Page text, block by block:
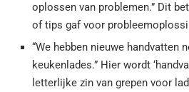
oplossen van problemen.” Dit
of tips gaf voor
“We hebben nieuwe handvatten
keukenlades.” Hier wordt
letterlijke zin van grepen voor